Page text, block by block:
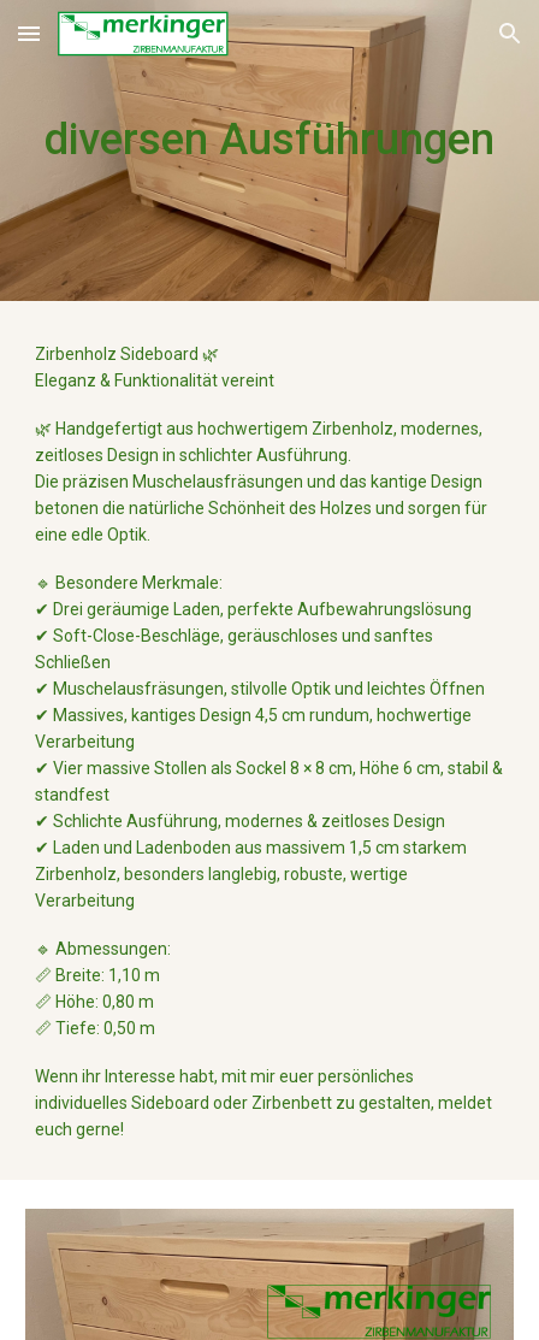
Skip to main content Skip to navigation
diversen Ausführungen
Zirbenholz Sideboard 🌿
Eleganz & Funktionalität vereint
🌿 Handgefertigt aus hochwertigem Zirbenholz, modernes,
zeitloses Design in schlichter Ausführung.
Die präzisen Muschelausfräsungen und das kantige Design
betonen die natürliche Schönheit des Holzes und sorgen für
eine edle Optik.
🔹 Besondere Merkmale:
✔ Drei geräumige Laden, perfekte Aufbewahrungslösung
✔ Soft-Close-Beschläge, geräuschloses und sanftes
Schließen
✔ Muschelausfräsungen, stilvolle Optik und leichtes Öffnen
✔ Massives, kantiges Design 4,5 cm rundum, hochwertige
Verarbeitung
✔ Vier massive Stollen als Sockel 8 × 8 cm, Höhe 6 cm, stabil &
standfest
✔ Schlichte Ausführung, modernes & zeitloses Design
✔ Laden und Ladenboden aus massivem 1,5 cm starkem
Zirbenholz, besonders langlebig, robuste, wertige
Verarbeitung
🔹 Abmessungen:
📏 Breite: 1,10 m
📏 Höhe: 0,80 m
📏 Tiefe: 0,50 m
Wenn ihr Interesse habt, mit mir euer persönliches
individuelles Sideboard oder Zirbenbett zu gestalten, meldet
euch gerne!